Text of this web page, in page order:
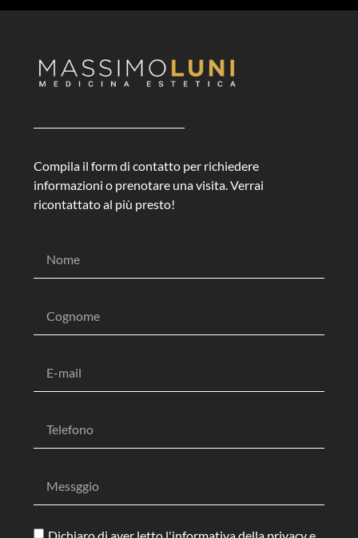
Compila il form di contatto per richiedere
informazioni o prenotare una visita. Verrai
ricontattato al più presto!